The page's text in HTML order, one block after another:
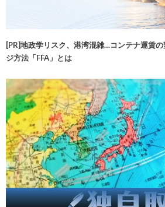
[PR]地政学リスク、港湾混雑…コンテナ運賃
ジ方法「FFA」とは